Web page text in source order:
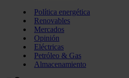
Política energética
Renovables
Mercados
Opinión
Eléctricas
Petróleo & Gas
Almacenamiento